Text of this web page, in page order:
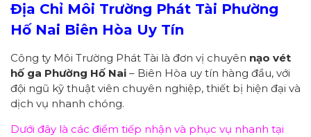
Địa Chỉ Môi Trường Phát Tài Phường
Hố Nai Biên Hòa Uy Tín
Công ty Môi Trường Phát Tài là đơn vị chuyên nạo vét
hố ga Phường Hố Nai – Biên Hòa uy tín hàng đầu, với
đội ngũ kỹ thuật viên chuyên nghiệp, thiết bị hiện đại và
dịch vụ nhanh chóng.
Dưới đây là các điểm tiếp nhận và phục vụ nhanh tại